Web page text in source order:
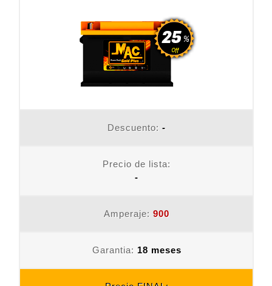
Descuento: -
Precio de lista:
-
Amperaje: 900
Garantia: 18 meses